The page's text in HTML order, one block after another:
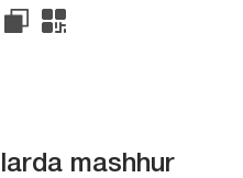
mashhur